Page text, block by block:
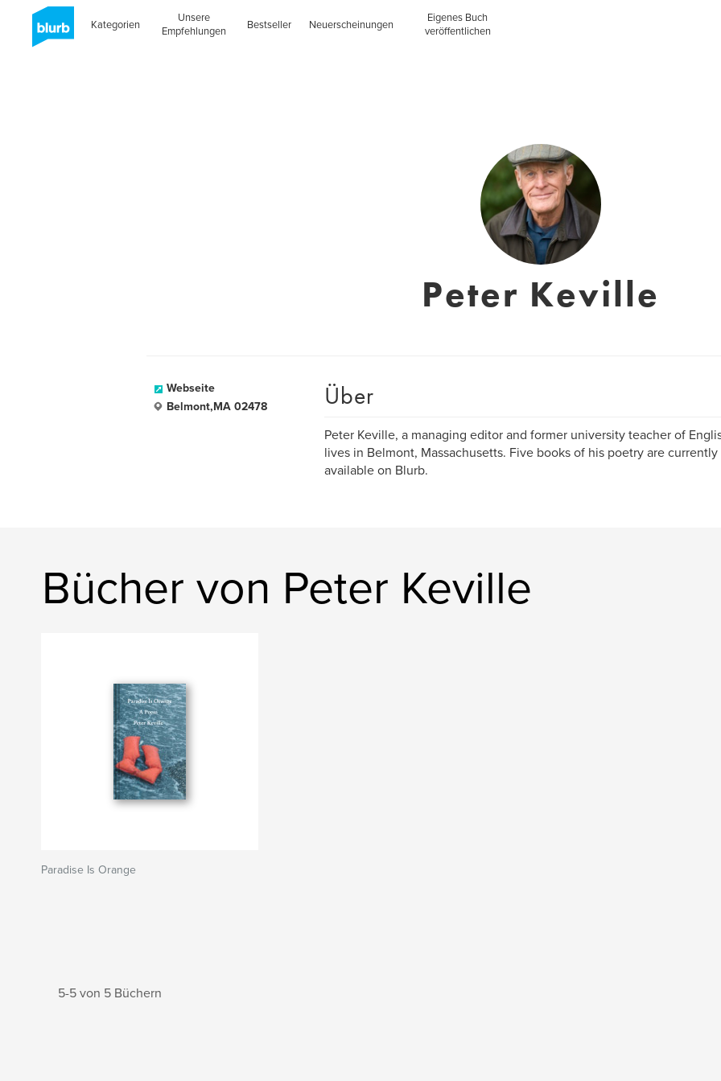
Kategorien
Unsere
Empfehlungen
Bestseller Neuerscheinungen
Eigenes Buch
veröffentlichen
Peter Keville
Webseite
Belmont,MA 02478
Über
Peter Keville, a managing editor and former university teacher of
lives in Belmont, Massachusetts. Five books of his poetry are currently
available on Blurb.
Bücher von Peter Keville
Paradise Is Orange
5-5 von 5 Büchern